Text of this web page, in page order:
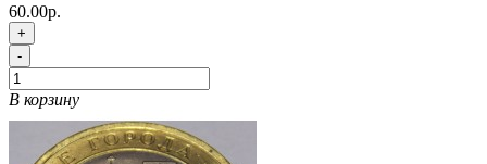
60.00р.
+
-
В корзину